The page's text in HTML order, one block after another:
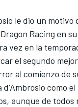
le dio un motivo
Racing en
vez en la
el segundo
al comienzo de
como
aunque de todos